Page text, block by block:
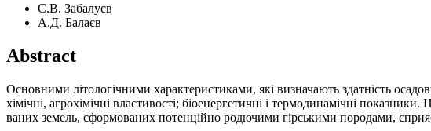
С.В. Забалуєв
А.Д. Балаєв
Abstract
Основними літологічними характеристиками, які визначають здатність
хімічні, агрохімічні властивості; біоенергетичні і термодинамічні
ваних земель, сформованих потенційно родючими гірськими породами,